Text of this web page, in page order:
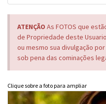
ATENÇÃO As FOTOS que
de Propriedade deste
ou mesmo sua divulgação
sob pena das cominações
Clique sobre a foto para ampliar